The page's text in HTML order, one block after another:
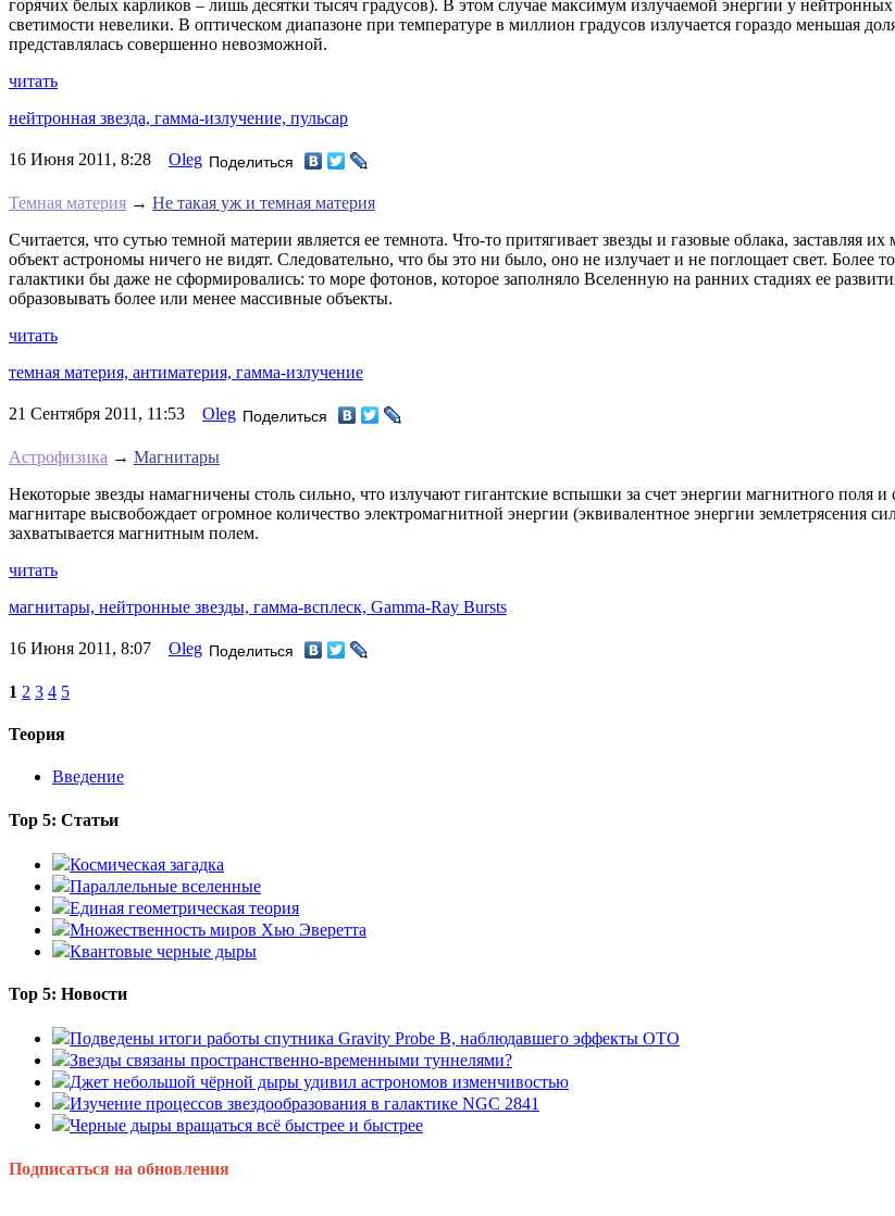
горячих белых карликов – лишь десятки тысяч градусов). В этом случае максимум излучаемой энергии у
светимости невелики. В оптическом диапазоне при температуре в миллион градусов излучается гораздо меньшая
представлялась совершенно невозможной.
читать
нейтронная звезда, гамма-излучение, пульсар
16 Июня 2011, 8:28 Oleg Поделиться
Темная материя → Не такая уж и темная материя
Считается, что сутью темной материи является ее темнота. Что-то притягивает звезды и газовые облака, заставляя
объект астрономы ничего не видят. Следовательно, что бы это ни было, оно не излучает и не поглощает свет. Более
галактики бы даже не сформировались: то море фотонов, которое заполняло Вселенную на ранних стадиях ее
образовывать более или менее массивные объекты.
читать
темная материя, антиматерия, гамма-излучение
21 Сентября 2011, 11:53 Oleg Поделиться
Астрофизика → Магнитары
Некоторые звезды намагничены столь сильно, что излучают гигантские вспышки за счет энергии магнитного поля
магнитаре высвобождает огромное количество электромагнитной энергии (эквивалентное энергии землетрясения
захватывается магнитным полем.
читать
магнитары, нейтронные звезды, гамма-всплеск, Gamma-Ray Bursts
16 Июня 2011, 8:07 Oleg Поделиться
1 2 3 4 5
Теория
Введение
Top 5: Статьи
Космическая загадка
Параллельные вселенные
Единая геометрическая теория
Множественность миров Хью Эверетта
Квантовые черные дыры
Top 5: Новости
Подведены итоги работы спутника Gravity Probe B, наблюдавшего эффекты ОТО
Звезды связаны пространственно-временными туннелями?
Джет небольшой чёрной дыры удивил астрономов изменчивостью
Изучение процессов звездообразования в галактике NGC 2841
Черные дыры вращаться всё быстрее и быстрее
Подписаться на обновления